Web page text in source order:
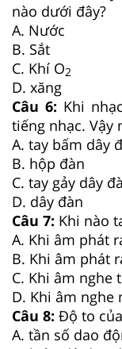
nào dưới đây?
A. Nước
B. Sắt
C. Khí O2
D. xăng
Câu 6: Khi
tiếng nhạc. Vậy
A. tay bấm dây
B. hộp đàn
C. tay gảy dây
D. dây đàn
Câu 7: Khi nào
A. Khi âm phát
B. Khi âm phát
C. Khi âm nghe
D. Khi âm nghe
Câu 8: Độ to
A. tần số dao